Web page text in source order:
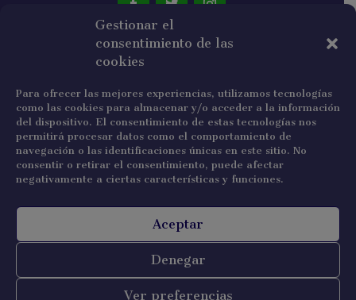
Gestionar el
consentimiento de las
cookies
Para ofrecer las mejores experiencias, utilizamos tecnologías
como las cookies para almacenar y/o acceder a la información
del dispositivo. El consentimiento de estas tecnologías nos
permitirá procesar datos como el comportamiento de
navegación o las identificaciones únicas en este sitio. No
consentir o retirar el consentimiento, puede afectar
negativamente a ciertas características y funciones.
Aceptar
Denegar
Ver preferencias
NEWSLETTER
He leído y acepto la política de privacidad.
Copyright © 2022 IGP Castelló